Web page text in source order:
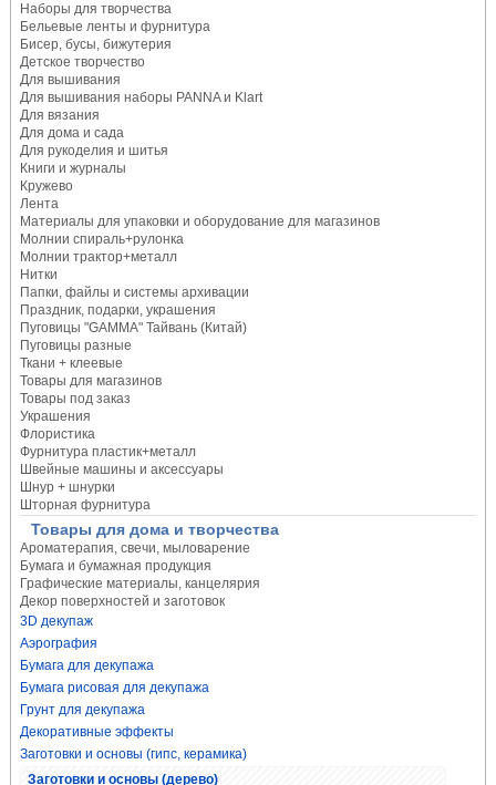
Наборы для творчества
Бельевые ленты и фурнитура
Бисер, бусы, бижутерия
Детское творчество
Для вышивания
Для вышивания наборы PANNA и Klart
Для вязания
Для дома и сада
Для рукоделия и шитья
Книги и журналы
Кружево
Лента
Материалы для упаковки и оборудование для магазинов
Молнии спираль+рулонка
Молнии трактор+металл
Нитки
Папки, файлы и системы архивации
Праздник, подарки, украшения
Пуговицы "GAMMA" Тайвань (Китай)
Пуговицы разные
Ткани + клеевые
Товары для магазинов
Товары под заказ
Украшения
Флористика
Фурнитура пластик+металл
Швейные машины и аксессуары
Шнур + шнурки
Шторная фурнитура
Товары для дома и творчества
Ароматерапия, свечи, мыловарение
Бумага и бумажная продукция
Графические материалы, канцелярия
Декор поверхностей и заготовок
3D декупаж
Аэрография
Бумага для декупажа
Бумага рисовая для декупажа
Грунт для декупажа
Декоративные эффекты
Заготовки и основы (гипс, керамика)
Заготовки и основы (дерево)